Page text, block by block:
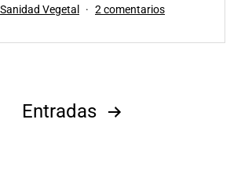
Categorizado
Sanidad Vegetal 2 comentariosen
de
Entradas